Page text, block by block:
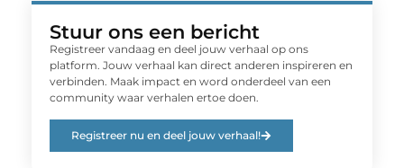
Stuur ons een bericht
Registreer vandaag en deel jouw verhaal op ons
platform. Jouw verhaal kan direct anderen inspireren en
verbinden. Maak impact en word onderdeel van een
community waar verhalen ertoe doen.
Registreer nu en deel jouw verhaal!